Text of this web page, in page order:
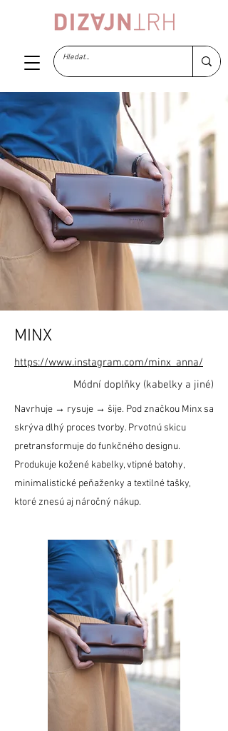
MINX
https://www.instagram.com/minx_anna/
Módní doplňky (kabelky a jiné)
Navrhuje → rysuje → šije. Pod značkou Minx sa
skrýva dlhý proces tvorby. Prvotnú skicu
pretransformuje do funkčného designu.
Produkuje kožené kabelky, vtipné batohy,
minimalistické peňaženky a textilné tašky,
ktoré znesú aj náročný nákup.